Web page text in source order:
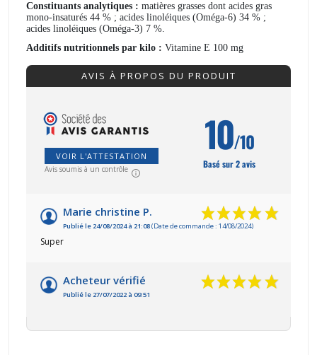
Constituants analytiques : matières grasses dont acides gras
mono-insaturés 44 % ; acides linoléiques (Oméga-6) 34 % ;
acides linoléiques (Oméga-3) 7 %.
Additifs nutritionnels par kilo : Vitamine E 100 mg
AVIS À PROPOS DU PRODUIT
VOIR L'ATTESTATION
Avis soumis à un contrôle
10/10
Basé sur 2 avis
Marie christine P.
Publié le 24/08/2024 à 21:08(Date de commande : 14/08/2024)
Super
Acheteur vérifié
Publié le 27/07/2022 à 09:51